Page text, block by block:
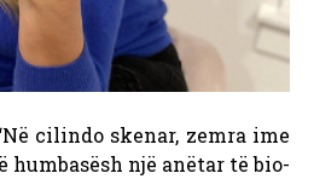
cilindo skenar, zemra ime
humbasësh një anëtar të bio-